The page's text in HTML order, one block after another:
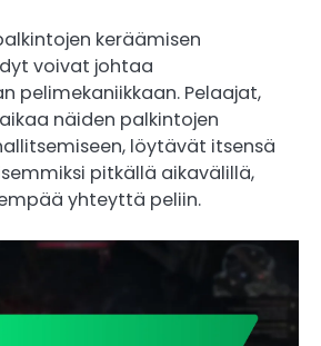
keräämisen
voivat johtaa
pelimekaniikkaan. Pelaajat,
näiden palkintojen
löytävät itsensä
pitkällä aikavälillä,
yhteyttä peliin.